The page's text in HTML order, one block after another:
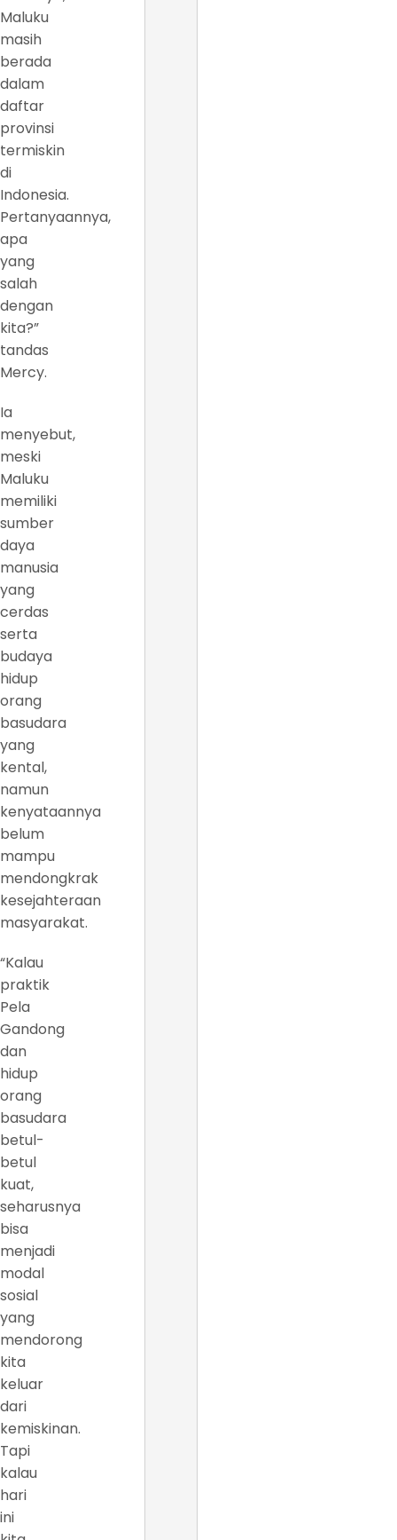
Maluku
masih
berada
dalam
daftar
provinsi
termiskin
di
Indonesia.
Pertanyaannya,
apa
yang
salah
dengan
kita?”
tandas
Mercy.
Ia
menyebut,
meski
Maluku
memiliki
sumber
daya
manusia
yang
cerdas
serta
budaya
hidup
orang
basudara
yang
kental,
namun
kenyataannya
belum
mampu
mendongkrak
kesejahteraan
masyarakat.
“Kalau
praktik
Pela
Gandong
dan
hidup
orang
basudara
betul-
betul
kuat,
seharusnya
bisa
menjadi
modal
sosial
yang
mendorong
kita
keluar
dari
kemiskinan.
Tapi
kalau
hari
ini